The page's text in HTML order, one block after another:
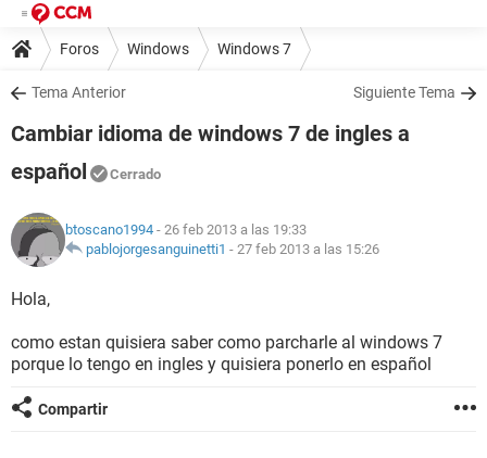
Foros Windows Windows 7
Tema Anterior Siguiente Tema
Cambiar idioma de windows 7 de ingles a
español
Cerrado
btoscano1994 - 26 feb 2013 a las 19:33
pablojorgesanguinetti1 - 27 feb 2013 a las 15:26
Hola,
como estan quisiera saber como parcharle al windows 7
porque lo tengo en ingles y quisiera ponerlo en español
Compartir